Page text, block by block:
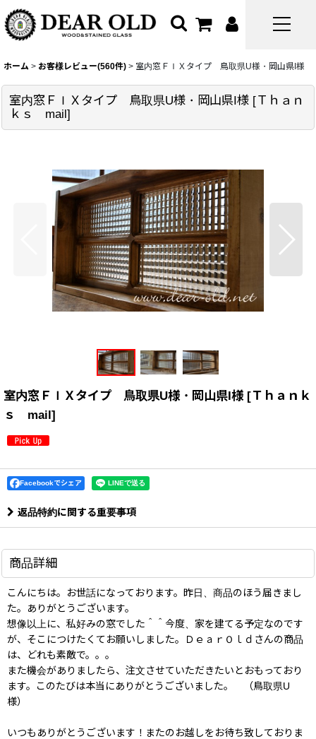
ホーム > お客様レビュー(560件) > 室内窓ＦＩＸタイプ 鳥取県U様・岡山県I様
室内窓ＦＩＸタイプ 鳥取県U様・岡山県I様 [Ｔｈａｎ
ｋｓ mail]
室内窓ＦＩＸタイプ 鳥取県U様・岡山県I様 [Ｔｈａｎｋ
ｓ mail]
Facebookでシェア
返品特約に関する重要事項
商品詳細
こんにちは。お世話になっております。昨日、商品のほう届きまし
た。ありがとうございます。
想像以上に、私好みの窓でした＾＾今度、家を建てる予定なのです
が、そこにつけたくてお願いしました。ＤｅａｒＯｌｄさんの商品
は、どれも素敵で。。。
また機会がありましたら、注文させていただきたいとおもっており
ます。このたびは本当にありがとうございました。 （鳥取県U
様）
いつもありがとうございます！またのお越しをお待ち致しておりま